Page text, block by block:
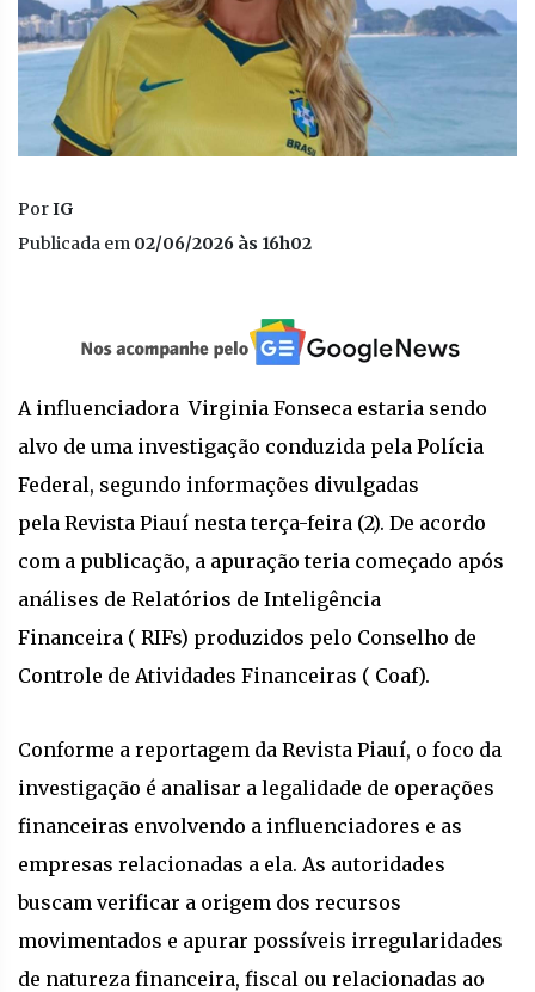
PorIG
Publicada em 02/06/2026 às 16h02
A influenciadora Virginia Fonseca estaria sendo
alvo de uma investigação conduzida pela Polícia
Federal, segundo informações divulgadas
pela Revista Piauí nesta terça-feira (2). De acordo
com a publicação, a apuração teria começado após
análises de Relatórios de Inteligência
Financeira ( RIFs) produzidos pelo Conselho de
Controle de Atividades Financeiras ( Coaf).
Conforme a reportagem da Revista Piauí, o foco da
investigação é analisar a legalidade de operações
financeiras envolvendo a influenciadores e as
empresas relacionadas a ela. As autoridades
buscam verificar a origem dos recursos
movimentados e apurar possíveis irregularidades
de natureza financeira, fiscal ou relacionadas ao